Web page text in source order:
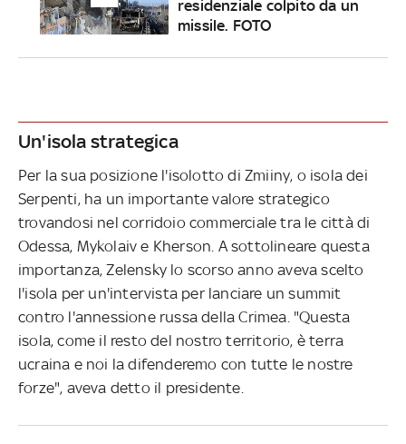
residenziale colpito da un
missile. FOTO
Un'isola strategica
Per la sua posizione l'isolotto di Zmiiny, o isola dei
Serpenti, ha un importante valore strategico
trovandosi nel corridoio commerciale tra le città di
Odessa, Mykolaiv e Kherson. A sottolineare questa
importanza, Zelensky lo scorso anno aveva scelto
l'isola per un'intervista per lanciare un summit
contro l'annessione russa della Crimea. "Questa
isola, come il resto del nostro territorio, è terra
ucraina e noi la difenderemo con tutte le nostre
forze", aveva detto il presidente.